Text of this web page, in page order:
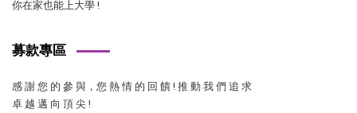
你在家也能上大學 !
募款專區
感 謝 您 的 參 與，您 熱 情 的 回 饋 ! 推 動 我 們 追 求
卓 越 邁 向 頂 尖 !